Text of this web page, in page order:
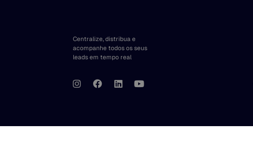
Centralize, distribua e
acompanhe todos os seus
leads em tempo real